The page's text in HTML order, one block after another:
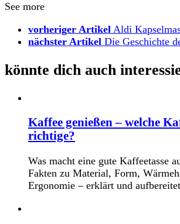
See more
vorheriger Artikel Aldi
nächster Artikel Die Geschichte
könnte dich auch
Kaffee genießen – welche
richtige?
Was macht eine gute Kaffeetasse
Fakten zu Material, Form,
Ergonomie – erklärt und